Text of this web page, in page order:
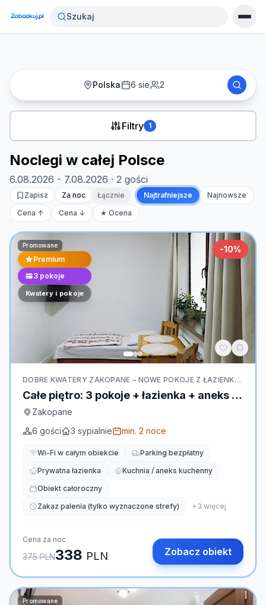
Strona główna›Noclegi
Szukaj
Polska 6 sie 2
Filtry 1
Noclegi w całej Polsce
6.08.2026 - 7.08.2026 · 2 gości
Zapisz Za noc Łącznie Najtrafniejsze
Najnowsze
Cena ↑
Cena ↓ ★ Ocena
Promowane
Premium
3 pokoje
Kwatery i pokoje
-10%
DOBRE KWATERY ZAKOPANE – NOWE POKOJE Z ŁAZIENKĄ BLISKO CENTRUM I DWORCA
Całe piętro: 3 pokoje + łazienka + aneks max 6-7os.
Zakopane
6 gości 3 sypialnie min. 2 noce
Wi-Fi w całym obiekcie
Parking bezpłatny
Prywatna łazienka
Kuchnia / aneks kuchenny
Obiekt całoroczny
Zakaz palenia (tylko wyznaczone strefy)
+3 więcej
Cena za noc
375 PLN338 PLN Zobacz obiekt
Promowane